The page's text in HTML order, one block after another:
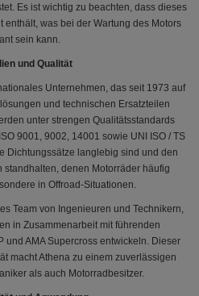
Es ist wichtig zu beachten, dass dieses
enthält, was bei der Wartung des Motors
sein kann.
und Qualität
Unternehmen, das seit 1973 auf
und technischen Ersatzteilen
unter strengen Qualitätsstandards
9001, 9002, 14001 sowie UNI ISO / TS
Dichtungssätze langlebig sind und den
denen Motorräder häufig
in Offroad-Situationen.
Team von Ingenieuren und Technikern,
in Zusammenarbeit mit führenden
und AMA Supercross entwickeln. Dieser
macht Athena zu einem zuverlässigen
als auch Motorradbesitzer.